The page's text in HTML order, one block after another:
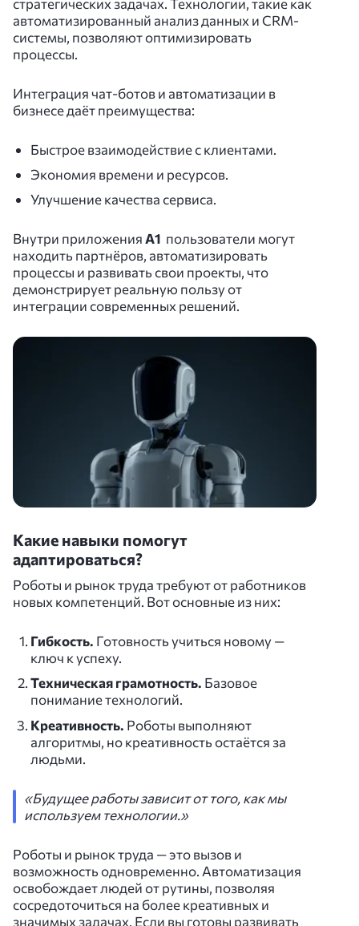
стратегических задачах. Технологии, такие как
автоматизированный анализ данных и CRM-
системы, позволяют оптимизировать
процессы.
Интеграция чат-ботов и автоматизации в
бизнесе даёт преимущества:
Быстрое взаимодействие с клиентами.
Экономия времени и ресурсов.
Улучшение качества сервиса.
Внутри приложенияA1 пользователи могут
находить партнёров, автоматизировать
процессы и развивать свои проекты, что
демонстрирует реальную пользу от
интеграции современных решений.
Какие навыки помогут
адаптироваться?
Роботы и рынок труда требуют от работников
новых компетенций. Вот основные из них:
Гибкость. Готовность учиться новому —
ключ к успеху.
Техническая грамотность. Базовое
понимание технологий.
Креативность. Роботы выполняют
алгоритмы, но креативность остаётся за
людьми.
«Будущее работы зависит от того, как мы
используем технологии.»
Роботы и рынок труда — это вызов и
возможность одновременно. Автоматизация
освобождает людей от рутины, позволяя
сосредоточиться на более креативных и
значимых задачах. Если вы готовы развивать